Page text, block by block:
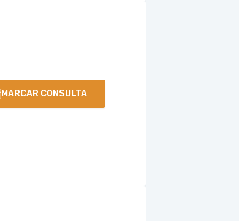
MARCAR CONSULTA